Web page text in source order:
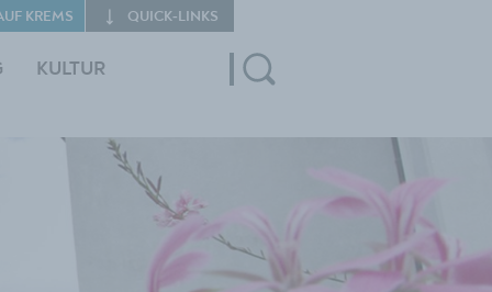
KULTUR
KREMS QUICK‑LINKS